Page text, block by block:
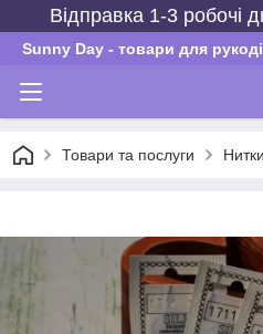
Відправка 1-3 робочі
Sunny Day - товари для
Товари та послуги